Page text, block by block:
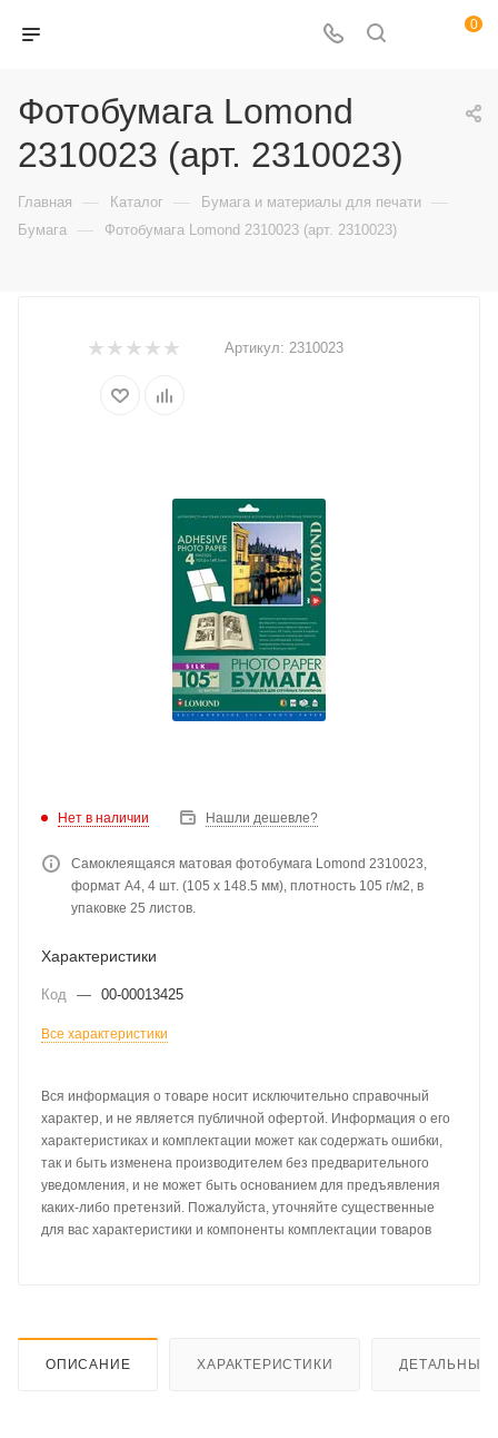
0
Фотобумага Lomond
2310023 (арт. 2310023)
Главная — Каталог — Бумага и материалы для печати —
Бумага — Фотобумага Lomond 2310023 (арт. 2310023)
Артикул: 2310023
Нет в наличии Нашли дешевле?
Самоклеящаяся матовая фотобумага Lomond 2310023,
формат A4, 4 шт. (105 x 148.5 мм), плотность 105 г/м2, в
упаковке 25 листов.
Характеристики
Код — 00-00013425
Все характеристики
Вся информация о товаре носит исключительно справочный
характер, и не является публичной офертой. Информация о его
характеристиках и комплектации может как содержать ошибки,
так и быть изменена производителем без предварительного
уведомления, и не может быть основанием для предъявления
каких-либо претензий. Пожалуйста, уточняйте существенные
для вас характеристики и компоненты комплектации товаров
ОПИСАНИЕ ХАРАКТЕРИСТИКИ ДЕТАЛЬНЫЕ